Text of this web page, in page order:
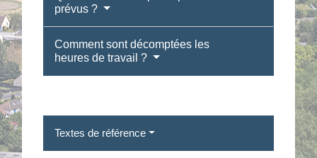
prévus ?
Comment sont décomptées les
heures de travail ?
Textes de référence